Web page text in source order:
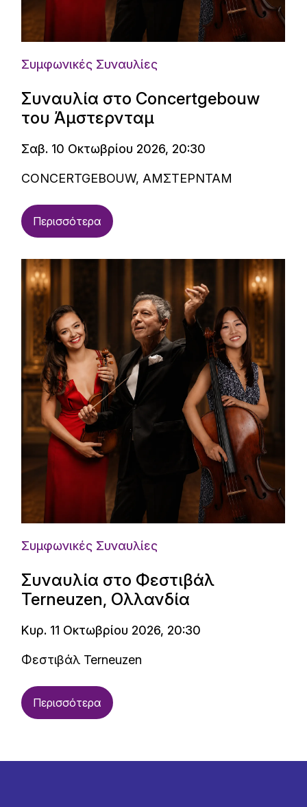
Συμφωνικές Συναυλίες
Συναυλία στο Concertgebouw
του Άμστερνταμ
Σαβ. 10 Οκτωβρίου 2026, 20:30
CONCERTGEBOUW, ΑΜΣΤΕΡΝΤΑΜ
Περισσότερα
Συμφωνικές Συναυλίες
Συναυλία στο Φεστιβάλ
Terneuzen, Ολλανδία
Κυρ. 11 Οκτωβρίου 2026, 20:30
Φεστιβάλ Terneuzen
Περισσότερα